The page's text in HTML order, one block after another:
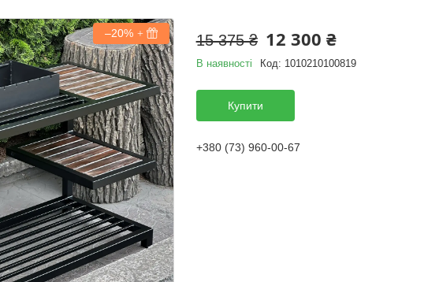
–20% 15 375 ₴ 12 300 ₴
В наявності Код: 1010210100819
Купити
+380 (73) 960-00-67